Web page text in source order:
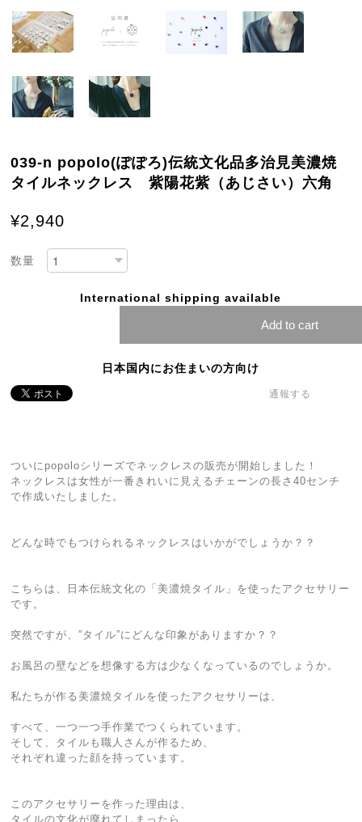
039-n popolo(ぽぽろ)伝統文化品多治見美濃焼
タイルネックレス 紫陽花紫（あじさい）六角
¥2,940
数量
International shipping available
Add to cart
日本国内にお住まいの方向け
通報する
ついにpopoloシリーズでネックレスの販売が開始しました！
ネックレスは女性が一番きれいに見えるチェーンの長さ40センチ
で作成いたしました。
どんな時でもつけられるネックレスはいかがでしょうか？？
こちらは、日本伝統文化の「美濃焼タイル」を使ったアクセサリー
です。
突然ですが、”タイル”にどんな印象がありますか？？
お風呂の壁などを想像する方は少なくなっているのでしょうか。
私たちが作る美濃焼タイルを使ったアクセサリーは、
すべて、一つ一つ手作業でつくられています。
そして、タイルも職人さんが作るため、
それぞれ違った顔を持っています。
このアクセサリーを作った理由は、
タイルの文化が廃れてしまったら、